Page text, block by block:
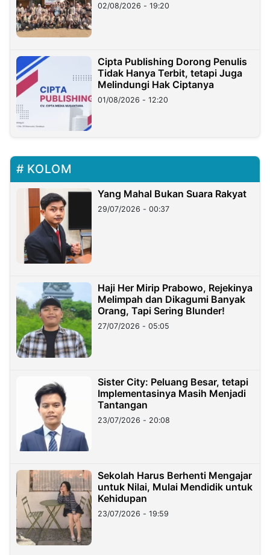
02/08/2026 - 19:20
Cipta Publishing Dorong Penulis
Tidak Hanya Terbit, tetapi Juga
Melindungi Hak Ciptanya
01/08/2026 - 12:20
KOLOM
Yang Mahal Bukan Suara Rakyat
29/07/2026 - 00:37
Haji Her Mirip Prabowo, Rejekinya
Melimpah dan Dikagumi Banyak
Orang, Tapi Sering Blunder!
27/07/2026 - 05:05
Sister City: Peluang Besar, tetapi
Implementasinya Masih Menjadi
Tantangan
23/07/2026 - 20:08
Sekolah Harus Berhenti Mengajar
untuk Nilai, Mulai Mendidik untuk
Kehidupan
23/07/2026 - 19:59